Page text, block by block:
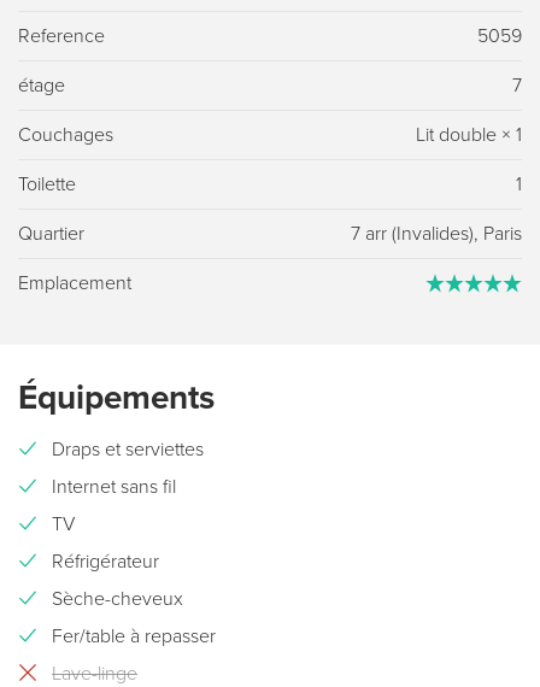
Reference 5059
étage 7
Couchages Lit double × 1
Toilette 1
Quartier 7 arr (Invalides), Paris
Emplacement
Équipements
Draps et serviettes
Internet sans fil
TV
Réfrigérateur
Sèche-cheveux
Fer/table à repasser
Lave-linge